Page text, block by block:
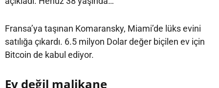
Fransa’ya taşınan Komaransky, Miami’de lüks evini
satılığa çıkardı. 6.5 milyon Dolar değer biçilen ev için
Bitcoin de kabul ediyor.
Ev değil malikane